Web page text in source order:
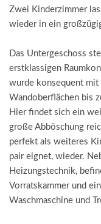
Zwei Kinderzimmer
wieder in ein
Das Untergeschoss
erstklassigen
wurde konsequent
Wandoberflächen bis
Hier findet sich ein
große Abböschung
perfekt als weiteres
pair eignet, wieder.
Heizungstechnik,
Vorratskammer und
Waschmaschine und